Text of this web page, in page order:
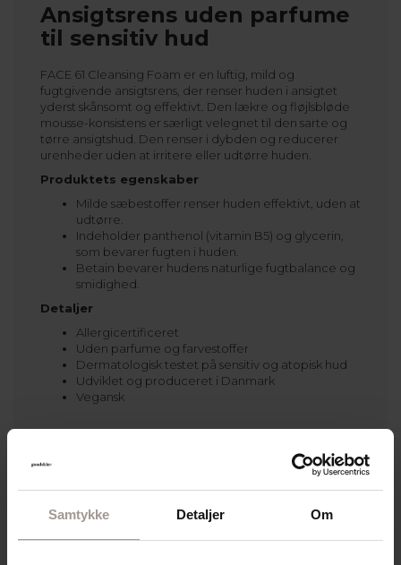
Samtykke Detaljer Om
Ansigtsrens uden parfume
til sensitiv hud
FACE 61 Cleansing Foam er en luftig, mild og
fugtgivende ansigtsrens, der renser huden i ansigtet
yderst skånsomt og effektivt. Den lækre og fløjlsbløde
mousse-konsistens er særligt velegnet til den sarte og
tørre ansigtshud. Den renser i dybden og reducerer
urenheder uden at irritere eller udtørre huden.
Produktets egenskaber
Milde sæbestoffer renser huden effektivt, uden at
udtørre.
Indeholder panthenol (vitamin B5) og glycerin,
som bevarer fugten i huden.
Betain bevarer hudens naturlige fugtbalance og
smidighed.
Detaljer
Allergicertificeret
Uden parfume og farvestoffer
Dermatologisk testet på sensitiv og atopisk hud
Udviklet og produceret i Danmark
Vegansk